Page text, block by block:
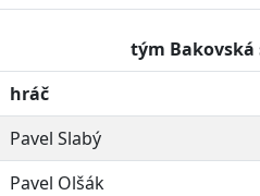
tým Bakovská
hráč
Pavel Slabý
Pavel Olšák